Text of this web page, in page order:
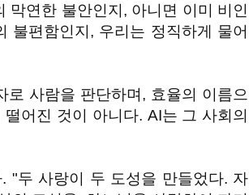
막연한 불안인지, 아니면 이미 비인
불편함인지, 우리는 정직하게 물어
사람을 판단하며, 효율의 이름으
어진 것이 아니다. AI는 그 사회의
"두 사랑이 두 도성을 만들었다. 자